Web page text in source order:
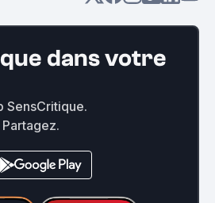
dans votre
SensCritique.